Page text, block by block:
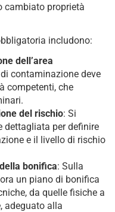
cambiato proprietà
includono:
dell’area
contaminazione deve
competenti, che
del rischio: Si
dettagliata per definire
e il livello di rischio
bonifica: Sulla
un piano di bonifica
da quelle fisiche a
adeguato alla